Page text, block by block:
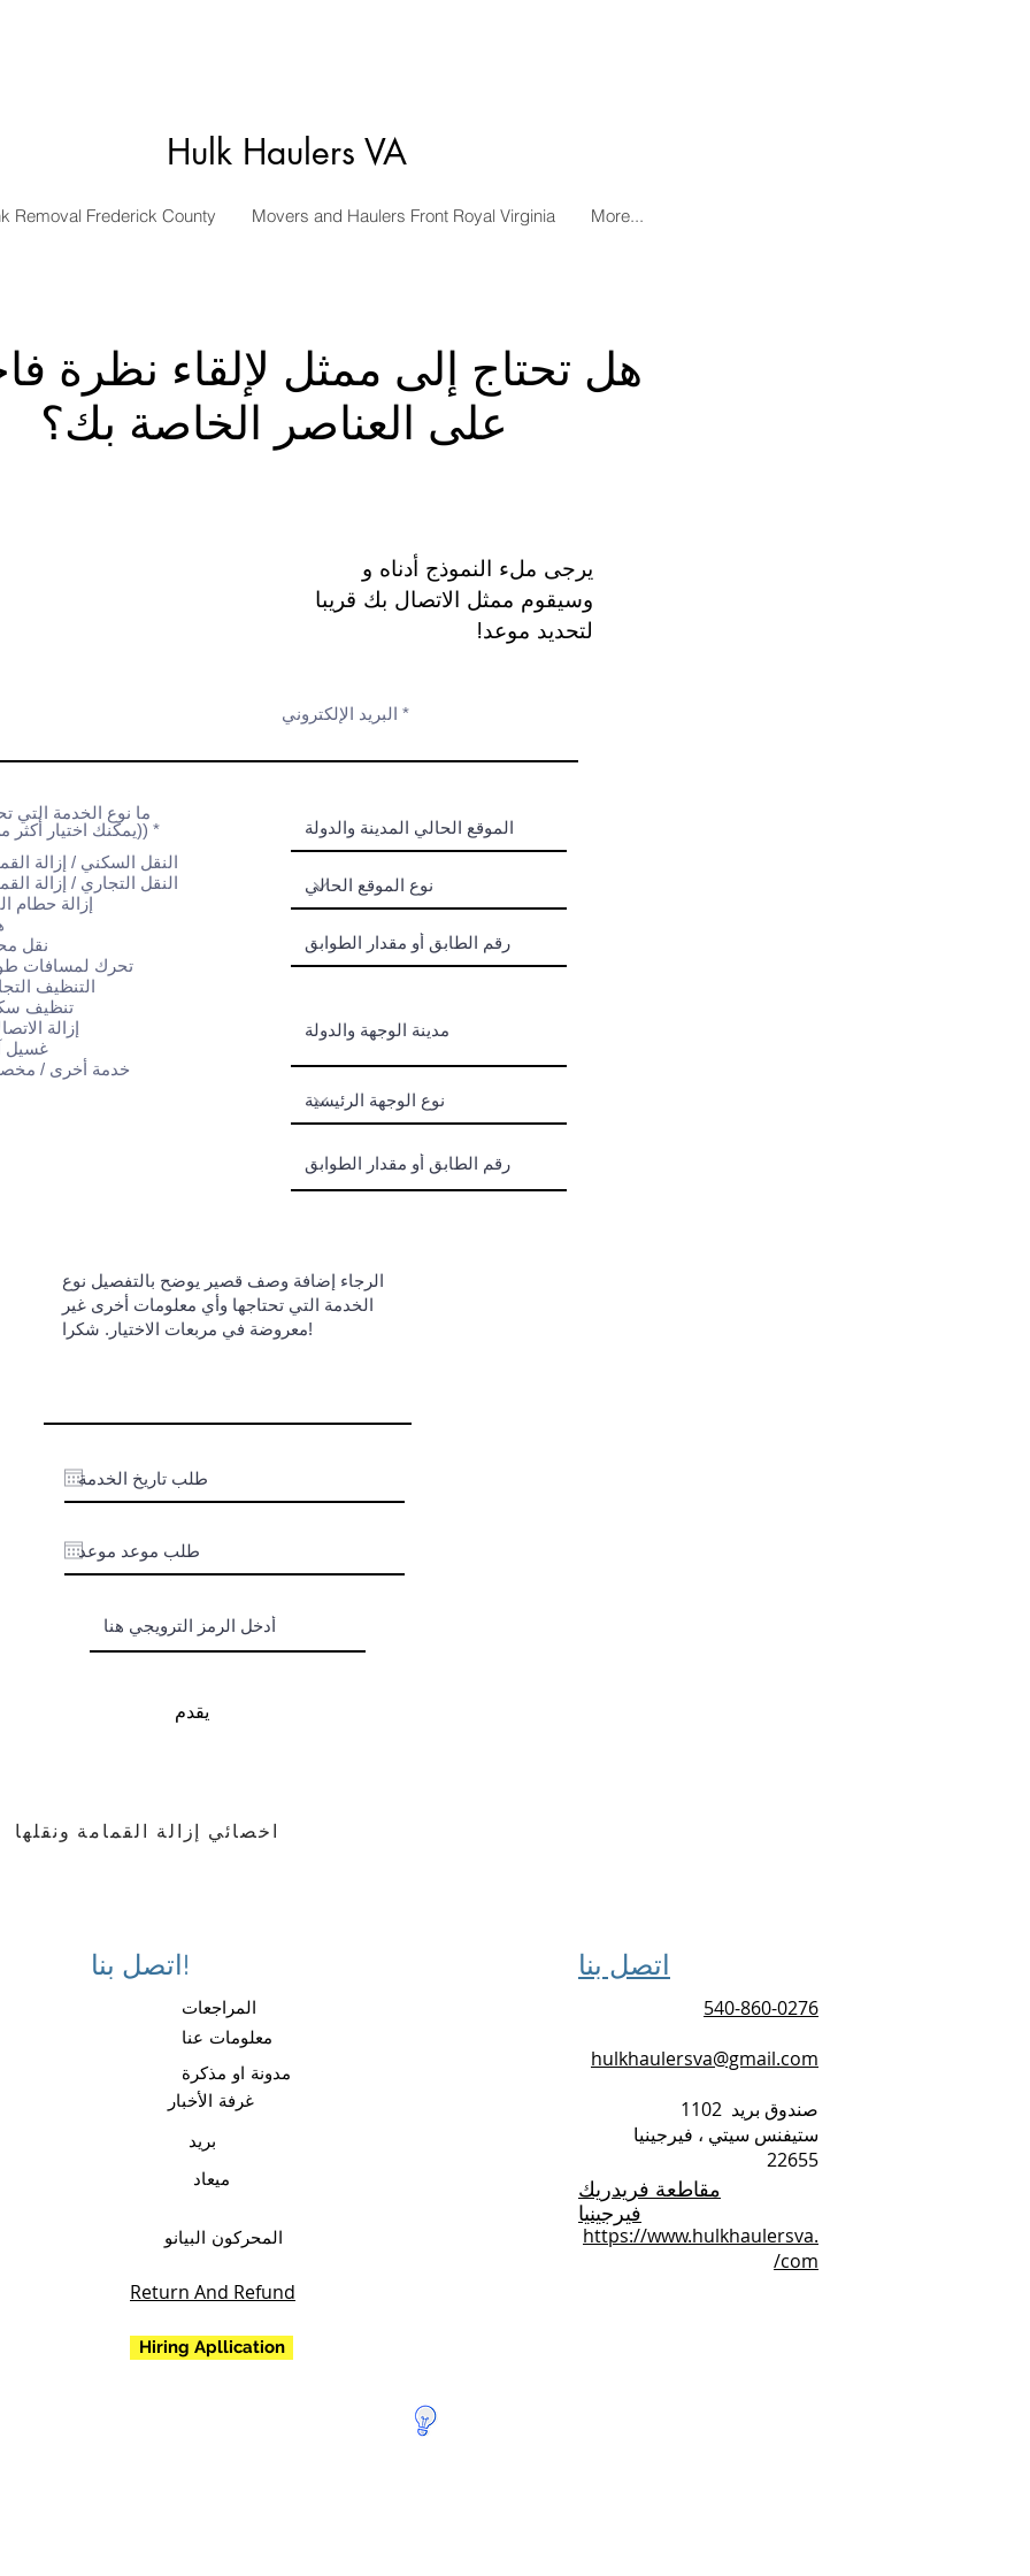
Hulk Haulers VA
Removal Frederick County Movers and Haulers Front Royal Virginia More...
هل تحتاج إلى ممثل لإلقاء نظرة
يرجى ملء النموذج أدناه و
وسيقوم ممثل الاتصال بك قريبا
لتحديد موعد!
البريد الإلكتروني
ما نوع الخدمة التي
(يمكنك اختيار أكثر من واحد) *إ
ز
ا
النقل السكني / إزالة
النقل التجاري / إزالة
إزالة حطام
نقل
تحرك لمسافات
التنظيف
تنظيف
إزالة
غسيل
خدمة أخرى /
يقدم
اخصائي إزالة القمامة ونقلها
اتصل بنا! اتصل بنا
المراجعات
معلومات عنا
مدونة او مذكرة
غرفة الأخبار
بريد
ميعاد
المحركون البيانو
Return And Refund
Hiring Apllication
540-860-0276
hulkhaulersva@gmail.com
صندوق بريد 1102
ستيفنس سيتي ، فيرجينيا
22655
https://www.hulkhaulersva.
com/
مقاطعة فريدريك
فيرجينيا